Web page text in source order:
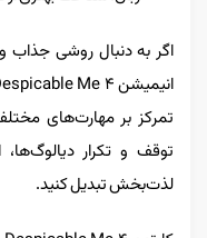
اگر به دنبال روشی جذاب
تمرکز بر مهارت‌های
توقف و تکرار
لذت‌بخش تبدیل کنید.